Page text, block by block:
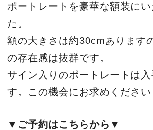
ポートレートを豪華な額装にい
た。
額の大きさは約30cmあります
の存在感は抜群です。
サイン入りのポートレートは
す。この機会にお求めください
▼ご予約はこちらから▼